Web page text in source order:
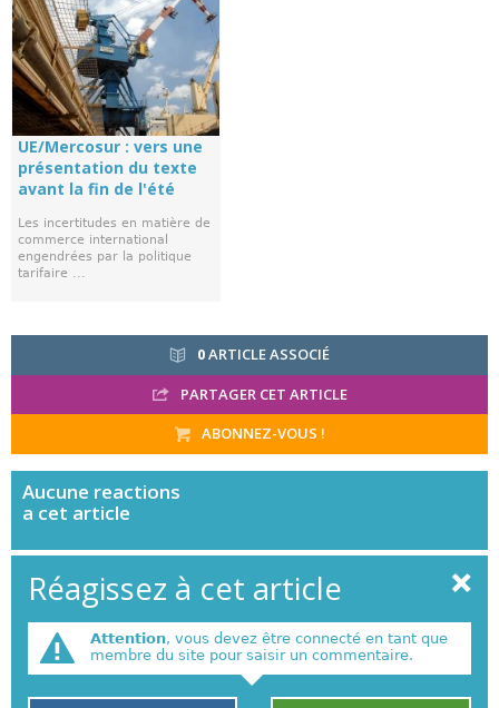
UE/Mercosur : vers une
présentation du texte
avant la fin de l'été
Les incertitudes en matière de
commerce international
engendrées par la politique
tarifaire ...
0ARTICLE ASSOCIÉ
PARTAGER CET ARTICLE
ABONNEZ-VOUS !
Aucune reactions
a cet article
Réagissez à cet article
Attention, vous devez être connecté en tant que
membre du site pour saisir un commentaire.